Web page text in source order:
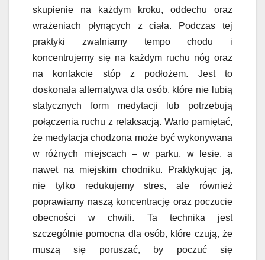
skupienie na każdym kroku, oddechu oraz
wrażeniach płynących z ciała. Podczas tej
praktyki zwalniamy tempo chodu i
koncentrujemy się na każdym ruchu nóg oraz
na kontakcie stóp z podłożem. Jest to
doskonała alternatywa dla osób, które nie lubią
statycznych form medytacji lub potrzebują
połączenia ruchu z relaksacją. Warto pamiętać,
że medytacja chodzona może być wykonywana
w różnych miejscach – w parku, w lesie, a
nawet na miejskim chodniku. Praktykując ją,
nie tylko redukujemy stres, ale również
poprawiamy naszą koncentrację oraz poczucie
obecności w chwili. Ta technika jest
szczególnie pomocna dla osób, które czują, że
muszą się poruszać, by poczuć się